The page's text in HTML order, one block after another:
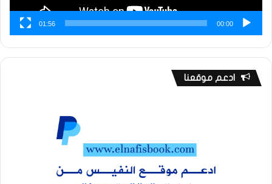
00:00
01:56
ادعم موقعنا